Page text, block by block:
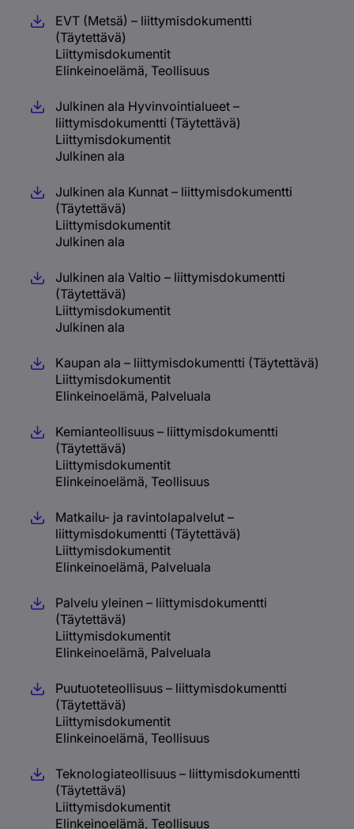
EVT (Metsä) – liittymisdokumentti
(Täytettävä)
Liittymisdokumentit
Elinkeinoelämä, Teollisuus
Julkinen ala Hyvinvointialueet –
liittymisdokumentti (Täytettävä)
Liittymisdokumentit
Julkinen ala
Julkinen ala Kunnat – liittymisdokumentti
(Täytettävä)
Liittymisdokumentit
Julkinen ala
Julkinen ala Valtio – liittymisdokumentti
(Täytettävä)
Liittymisdokumentit
Julkinen ala
Kaupan ala – liittymisdokumentti (Täytettävä)
Liittymisdokumentit
Elinkeinoelämä, Palveluala
Kemianteollisuus – liittymisdokumentti
(Täytettävä)
Liittymisdokumentit
Elinkeinoelämä, Teollisuus
Matkailu- ja ravintolapalvelut –
liittymisdokumentti (Täytettävä)
Liittymisdokumentit
Elinkeinoelämä, Palveluala
Palvelu yleinen – liittymisdokumentti
(Täytettävä)
Liittymisdokumentit
Elinkeinoelämä, Palveluala
Puutuoteteollisuus – liittymisdokumentti
(Täytettävä)
Liittymisdokumentit
Elinkeinoelämä, Teollisuus
Teknologiateollisuus – liittymisdokumentti
(Täytettävä)
Liittymisdokumentit
Elinkeinoelämä, Teollisuus